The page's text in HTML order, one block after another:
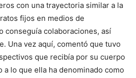
con una trayectoria similar a la
fijos en medios de
conseguía colaboraciones, así
Una vez aquí, comentó que tuvo
que recibía por su cuerpo
a lo que ella ha denominado como